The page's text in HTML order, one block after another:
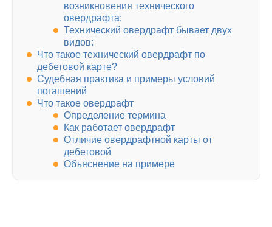
возникновения технического
овердрафта:
Технический овердрафт бывает двух
видов:
Что такое технический овердрафт по
дебетовой карте?
Судебная практика и примеры условий
погашений
Что такое овердрафт
Определение термина
Как работает овердрафт
Отличие овердрафтной карты от
дебетовой
Объяснение на примере